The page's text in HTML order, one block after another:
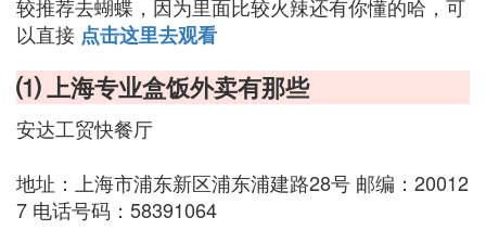
较推荐去蝴蝶，因为里面比较火辣还有你懂的哈，可
以直接 点击这里去观看
⑴ 上海专业盒饭外卖有那些
安达工贸快餐厅
地址：上海市浦东新区浦东浦建路28号 邮编：20012
7 电话号码：58391064